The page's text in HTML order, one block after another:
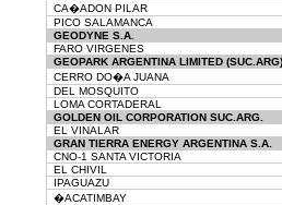
CA�ADON PILAR
PICO SALAMANCA
GEODYNE S.A.
FARO VIRGENES
GEOPARK ARGENTINA LIMITED (SUC.ARG)
CERRO DO�A JUANA
DEL MOSQUITO
LOMA CORTADERAL
GOLDEN OIL CORPORATION SUC.ARG.
EL VINALAR
GRAN TIERRA ENERGY ARGENTINA S.A.
CNO-1 SANTA VICTORIA
EL CHIVIL
IPAGUAZU
�ACATIMBAY